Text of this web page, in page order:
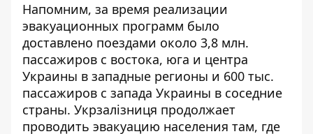
Напомним, за время реализации
эвакуационных программ было
доставлено поездами около 3,8 млн.
пассажиров с востока, юга и центра
Украины в западные регионы и 600 тыс.
пассажиров с запада Украины в соседние
страны. Укрзалізниця продолжает
проводить эвакуацию населения там, где